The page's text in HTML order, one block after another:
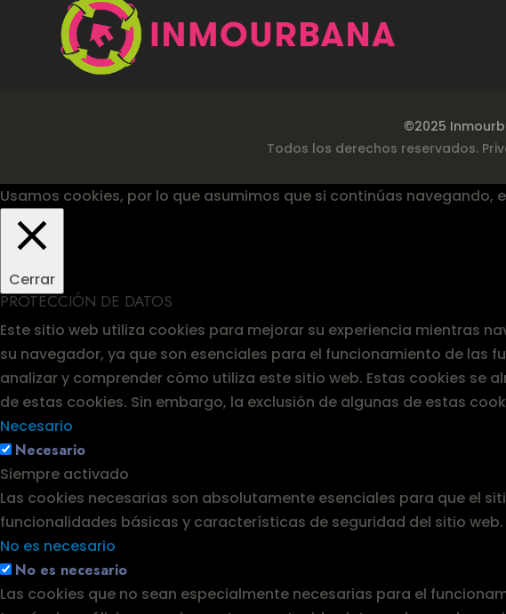
©2025
Todos los derechos reservados.
Usamos cookies, por lo que asumimos que si continúas navegando,
Cerrar
PROTECCIÓN DE DATOS
Este sitio web utiliza cookies para mejorar su experiencia mientras
su navegador, ya que son esenciales para el funcionamiento de las
analizar y comprender cómo utiliza este sitio web. Estas cookies se
de estas cookies. Sin embargo, la exclusión de algunas de estas
Necesario
Necesario
Siempre activado
Las cookies necesarias son absolutamente esenciales para que el
funcionalidades básicas y características de seguridad del sitio
No es necesario
No es necesario
Las cookies que no sean especialmente necesarias para el